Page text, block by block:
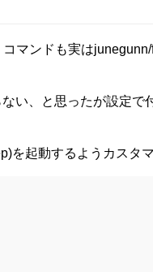
マンドも実は
い、と思ったが設定で
を起動するようカスタマ